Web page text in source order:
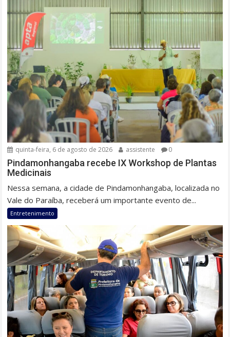
quinta-feira, 6 de agosto de 2026 assistente 0
Pindamonhangaba recebe IX Workshop de Plantas
Medicinais
Nessa semana, a cidade de Pindamonhangaba, localizada no
Vale do Paraíba, receberá um importante evento de...
Entretenimento